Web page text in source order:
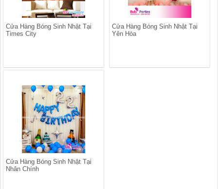
Cửa Hàng Bóng Sinh Nhật Tại
Times City
Cửa Hàng Bóng Sinh Nhật Tại
Yên Hòa
Cửa Hàng Bóng Sinh Nhật Tại
Nhân Chính